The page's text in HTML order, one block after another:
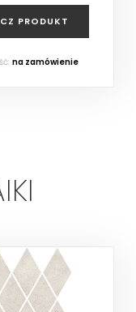
PRODUKT
na zamówienie